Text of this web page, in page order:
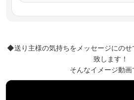
◆送り主様の気持ちをメッセージにのせ
致します！
そんなイメージ動